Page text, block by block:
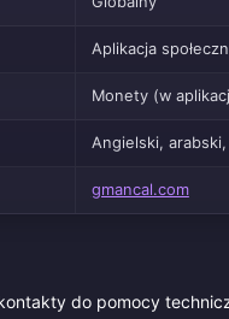
Aplikacja
Monety (w
Angielski,
gmancal.com
do pomocy